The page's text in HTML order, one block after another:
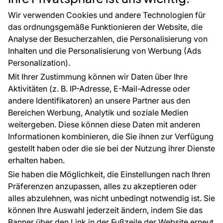
Wir verwenden Cookies und andere Technologien für
das ordnungsgemäße Funktionieren der Website, die
Analyse der Besucherzahlen, die Personalisierung von
Inhalten und die Personalisierung von Werbung (Ads
Personalization).
Mit Ihrer Zustimmung können wir Daten über Ihre
Aktivitäten (z. B. IP-Adresse, E-Mail-Adresse oder
andere Identifikatoren) an unsere Partner aus den
Bereichen Werbung, Analytik und soziale Medien
weitergeben. Diese können diese Daten mit anderen
Informationen kombinieren, die Sie ihnen zur Verfügung
gestellt haben oder die sie bei der Nutzung ihrer Dienste
erhalten haben.
Sie haben die Möglichkeit, die Einstellungen nach Ihren
Präferenzen anzupassen, alles zu akzeptieren oder
alles abzulehnen, was nicht unbedingt notwendig ist. Sie
können Ihre Auswahl jederzeit ändern, indem Sie das
CE-Zertifizierung
Großhandel
Raumvisualisierung
Zubehör
Tapetenmuster
FÜR SIE
Blog
EU-Projekte
Ratschläge und Tipps
FAQ
ÜBER DAS UNTERNEHMEN
Kontakt
Haben Sie Fragen? Wir helfen Ihnen gerne weiter
und beraten Sie persönlich.
+49 781 95633072
service@tapeteneshop.de